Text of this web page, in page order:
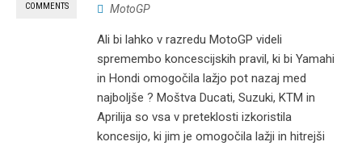
COMMENTS MotoGP
Ali bi lahko v razredu MotoGP videli
spremembo koncescijskih pravil, ki bi Yamahi
in Hondi omogočila lažjo pot nazaj med
najboljše ? Moštva Ducati, Suzuki, KTM in
Aprilija so vsa v preteklosti izkoristila
koncesijo, ki jim je omogočila lažji in hitrejši